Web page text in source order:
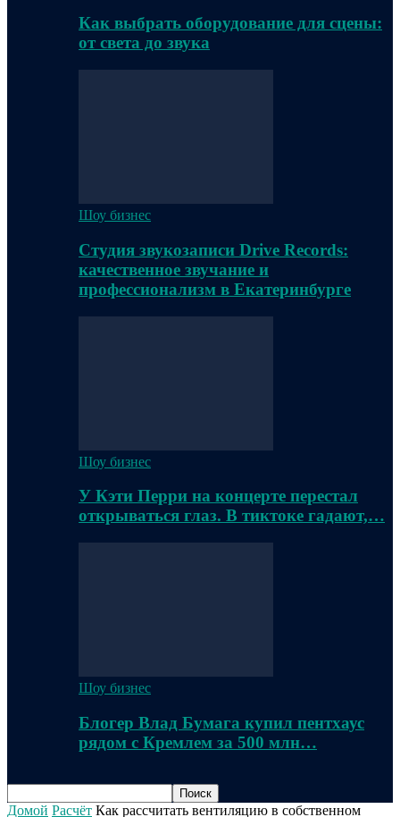
Как выбрать оборудование для сцены:
от света до звука
Шоу бизнес
Студия звукозаписи Drive Records:
качественное звучание и
профессионализм в Екатеринбурге
Шоу бизнес
У Кэти Перри на концерте перестал
открываться глаз. В тиктоке гадают,…
Шоу бизнес
Блогер Влад Бумага купил пентхаус
рядом с Кремлем за 500 млн…
Домой Расчёт Как рассчитать вентиляцию в собственном